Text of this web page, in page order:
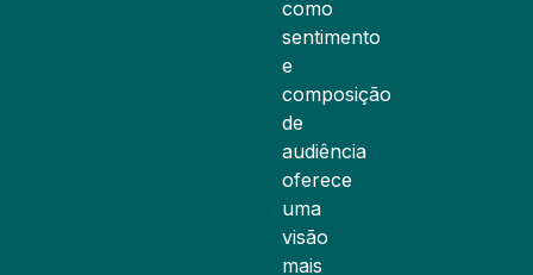
como
sentimento
e
composição
de
audiência
oferece
uma
visão
mais